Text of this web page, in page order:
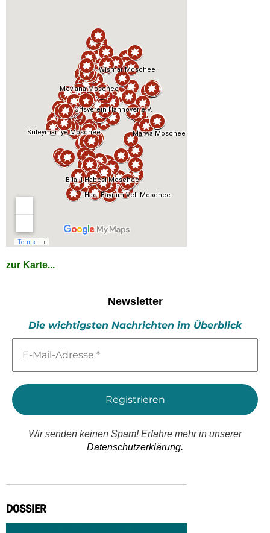
zur Karte...
Newsletter
Die wichtigsten Nachrichten im Überblick
Mail-
*
Wir senden keinen Spam! Erfahre mehr in unserer
Datenschutzerklärung.
DOSSIER